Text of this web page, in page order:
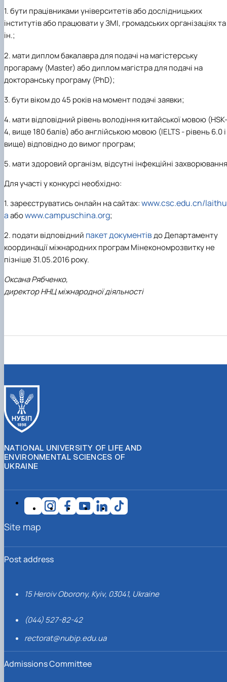
SEB-2025
University Research Services Catalogue
LearningFaculty of Design and Engineering
Faculty of Economics
Faculty of Food Science, Nutrition and
Faculty of Information Technologies
Faculty of Land Management
Faculty of Law
Mechanical and Technological Faculty
Ecology
Farm named after O.V. Muzychenko
Educational and Research Farm «Vorzel»
Science
Research Institute of Forestry and
Horticulture
Research and Design Institute of
Standardisation and Technologies of Eco-Safe
Organic Products
Agricultural Products
Radiology
Architecture and Design
Berezhany Agrotechnical Institute
Berezhany Professional College
Boyarka College of Ecology and Natural
Resources
Crimean Agro-Industrial College
and Agricultural Mechanisation
Mukachevo Professional College
Nemishaieve Professional College
Nizhyn Agrotechnical Institute
Prybrezhne Agrarian College
Zalishchyky Professional College named after
Ye. Khraplivyi
International Students Office
1. бути працівниками університетів або дослідницьких
інститутів або працювати у ЗМІ, громадських організаціях та
ін.;
2. мати диплом бакалавра для подачі на магістерську
прогараму (Master) або диплом магістра для подачі на
докторанську програму (PhD);
3. бути віком до 45 років на момент подачі заявки;
4. мати відповідний рівень володіння китайської мовою (HSK-
4, вище 180 балів) або англійською мовою (IELTS - рівень 6.0 і
вище) відповідно до вимог програм;
5. мати здоровий організм, відсутні інфекційні
Для участі у конкурсі необхідно:
1. зареєструватись онлайн на сайтах:www.csc.edu.cn/laithu
aабоwww.campuschina.org;
2. подати відповідний пакет документівдо Департаменту
координації міжнародних програм Мінекономрозвиткуне
пізніше 31.05.2016 року.
Оксана Рябченко,
директор ННЦ міжнародної діяльності
NATIONAL UNIVERSITY OF LIFE AND
ENVIRONMENTAL SCIENCES OF
UKRAINE
Post address
15 Heroiv Oborony, Kyiv, 03041, Ukraine
(044) 527-82-42
rectorat@nubip.edu.ua
Admissions Committee
Site map